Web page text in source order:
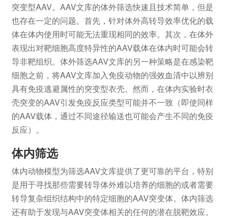
突变型AAV。AAV文库的体外筛选快速且技术简单，但是
也存在一定的问题。首先，针对体外高转导效率优化的载
体在体内使用时可能无法重现相同的效率。其次，在体外
表现出对靶细胞高度特异性的AAV载体在体内时可能会转
导非靶组织。体外筛选AAV文库的另一种策略是在感染靶
细胞之前，将AAV文库加入免疫动物的强效血清中以辨别
具有免疫逃避属性的突变型衣壳。然而，在体内实验时衣
壳突变的AAV引发免疫反应类型可能并不一致（即使同样
的AAV载体，通过不同途径输送也可能会产生不同的免疫
反应）。
体内筛选
体内动物模型为筛选AAV文库提供了更可靠的平台，特别
是用于寻找那些需要转导体外难以培养的细胞的或者需要
转导复杂组织结构中的特定细胞的AAV突变体。体内筛选
还有助于发现与AAV突变体相关的任何的潜在脱靶效应。